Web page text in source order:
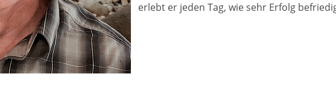
erlebt er jeden Tag, wie sehr Erfolg